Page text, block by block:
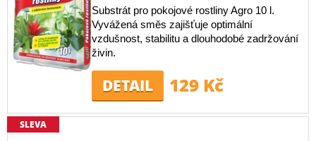
Substrát pro pokojové rostliny Agro 10 l.
Vyvážená směs zajišťuje optimální
vzdušnost, stabilitu a dlouhodobé zadržování
živin.
DETAIL 129 Kč
SLEVA